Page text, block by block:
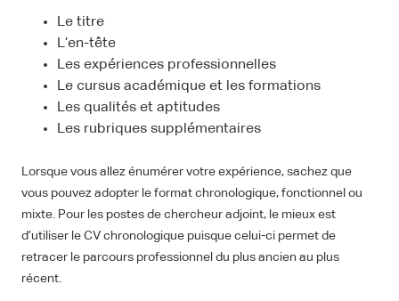
Le titre
L’en-tête
Les expériences professionnelles
Le cursus académique et les formations
Les qualités et aptitudes
Les rubriques supplémentaires
Lorsque vous allez énumérer votre expérience, sachez que
vous pouvez adopter le format chronologique, fonctionnel ou
mixte. Pour les postes de chercheur adjoint, le mieux est
d’utiliser le CV chronologique puisque celui-ci permet de
retracer le parcours professionnel du plus ancien au plus
récent.